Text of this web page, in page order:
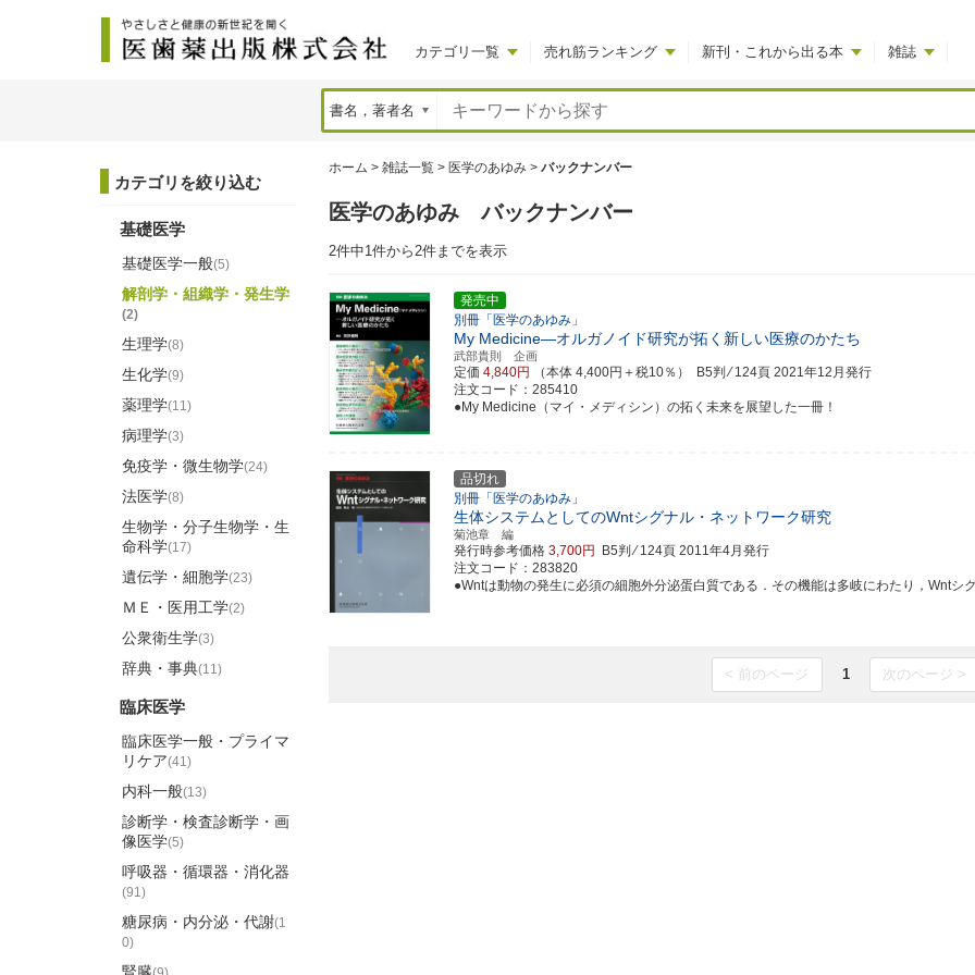
カテゴリ一覧 売れ筋ランキング 新刊・これから出る本 雑誌
ホーム > 雑誌一覧 > 医学のあゆみ > バックナンバー
医学のあゆみ バックナンバー
2件中1件から2件までを表示
発売中
別冊「医学のあゆみ」
My Medicine―オルガノイド研究が拓く新しい医療のかたち
武部貴則 企画
定価 4,840円 （本体 4,400円＋税10％） B5判 ⁄ 124頁 2021年12月発行
注文コード：285410
●My Medicine（マイ・メディシン）の拓く未来を展望した一冊！
品切れ
別冊「医学のあゆみ」
生体システムとしてのWntシグナル・ネットワーク研究
菊池章 編
発行時参考価格 3,700円 B5判 ⁄ 124頁 2011年4月発行
注文コード：283820
●Wntは動物の発生に必須の細胞外分泌蛋白質である．その機能は多岐にわたり，Wntシ
< 前のページ 1 次のページ >
カテゴリを絞り込む
基礎医学
基礎医学一般(5)
解剖学・組織学・発生学
(2)
生理学(8)
生化学(9)
薬理学(11)
病理学(3)
免疫学・微生物学(24)
法医学(8)
生物学・分子生物学・生
命科学(17)
遺伝学・細胞学(23)
ＭＥ・医用工学(2)
公衆衛生学(3)
辞典・事典(11)
臨床医学
臨床医学一般・プライマ
リケア(41)
内科一般(13)
診断学・検査診断学・画
像医学(5)
呼吸器・循環器・消化器
(91)
糖尿病・内分泌・代謝(1
0)